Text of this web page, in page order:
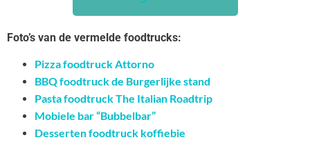
Foto’s van de vermelde foodtrucks:
Pizza foodtruck Attorno
BBQ foodtruck de Burgerlijke stand
Pasta foodtruck The Italian Roadtrip
Mobiele bar “Bubbelbar”
Desserten foodtruck koffiebie